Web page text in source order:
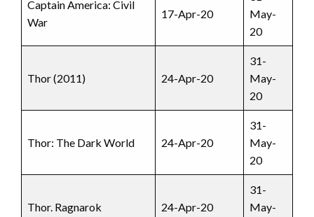
Captain America: Civil
War
17-Apr-20
May-
20
Thor (2011) 24-Apr-20
31-
May-
20
Thor: The Dark World 24-Apr-20
31-
May-
20
Thor. Ragnarok 24-Apr-20
31-
May-